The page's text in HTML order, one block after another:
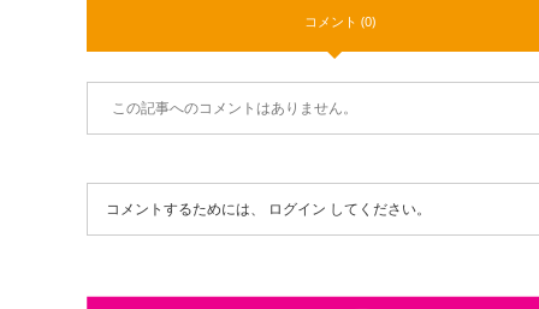
コメント (0)
この記事へのコメントはありません。
コメントするためには、 ログイン してください。